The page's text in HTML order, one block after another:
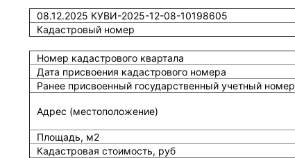
08.12.2025 КУВИ-2025-12-08-10198605
Кадастровый номер
Номер кадастрового квартала
Дата присвоения кадастрового номера
Ранее присвоенный государственный учетный номер
Адрес (местоположение)
Площадь, м2
Кадастровая стоимость, руб